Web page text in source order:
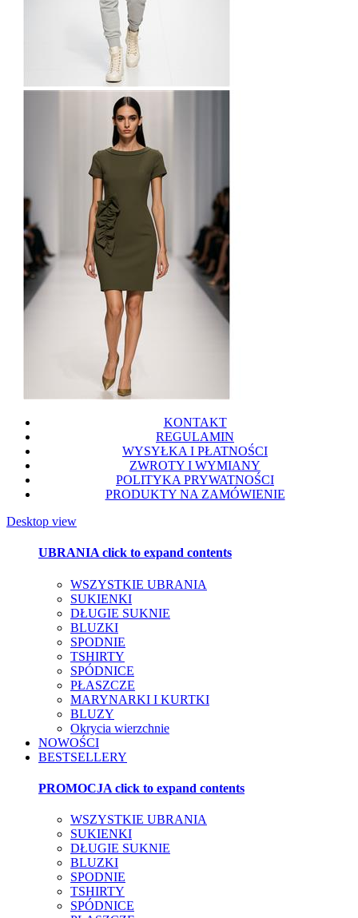
KONTAKT
REGULAMIN
WYSYŁKA I PŁATNOŚCI
ZWROTY I WYMIANY
POLITYKA PRYWATNOŚCI
PRODUKTY NA ZAMÓWIENIE
Desktop view
UBRANIAclick to expand contents
WSZYSTKIE UBRANIA
SUKIENKI
DŁUGIE SUKNIE
BLUZKI
SPODNIE
TSHIRTY
SPÓDNICE
PŁASZCZE
MARYNARKI I KURTKI
BLUZY
Okrycia wierzchnie
NOWOŚCI
BESTSELLERY
PROMOCJA click to expand contents
WSZYSTKIE UBRANIA
SUKIENKI
DŁUGIE SUKNIE
BLUZKI
SPODNIE
TSHIRTY
SPÓDNICE